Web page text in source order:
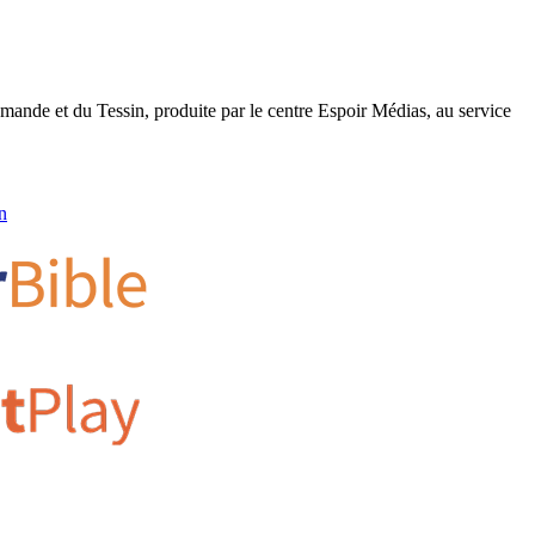
et du Tessin, produite par le centre Espoir Médias, au service